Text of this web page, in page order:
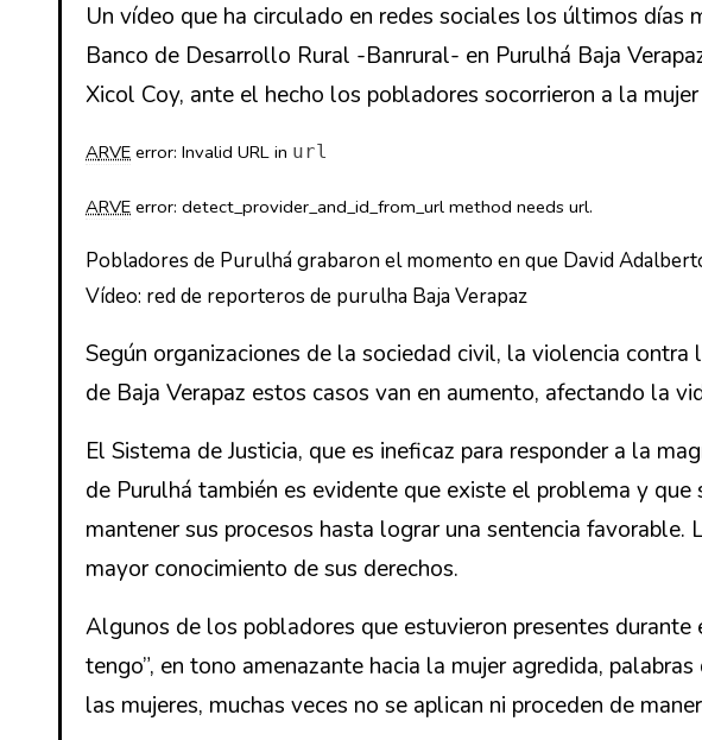
Un vídeo que ha circulado en redes sociales los últimos
Banco de Desarrollo Rural -Banrural- en Purulhá Baja
Xicol Coy, ante el hecho los pobladores socorrieron a la
ARVE error: Invalid URL in url
ARVE error: detect_provider_and_id_from_url method needs url.
Pobladores de Purulhá grabaron el momento en que David
Vídeo: red de reporteros de purulha Baja Verapaz
Según organizaciones de la sociedad civil, la violencia
de Baja Verapaz estos casos van en aumento, afectando la
El Sistema de Justicia, que es ineficaz para responder a la
de Purulhá también es evidente que existe el problema y
mantener sus procesos hasta lograr una sentencia
mayor conocimiento de sus derechos.
Algunos de los pobladores que estuvieron presentes
tengo”, en tono amenazante hacia la mujer agredida,
las mujeres, muchas veces no se aplican ni proceden de